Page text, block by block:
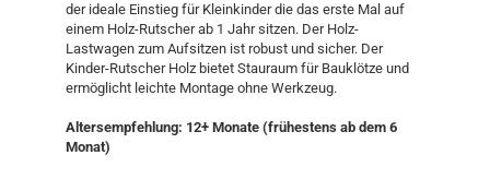
der ideale Einstieg für Kleinkinder die das erste Mal auf
einem Holz-Rutscher ab 1 Jahr sitzen. Der Holz-
Lastwagen zum Aufsitzen ist robust und sicher. Der
Kinder-Rutscher Holz bietet Stauraum für Bauklötze und
ermöglicht leichte Montage ohne Werkzeug.
Altersempfehlung: 12+ Monate (frühestens ab dem 6
Monat)